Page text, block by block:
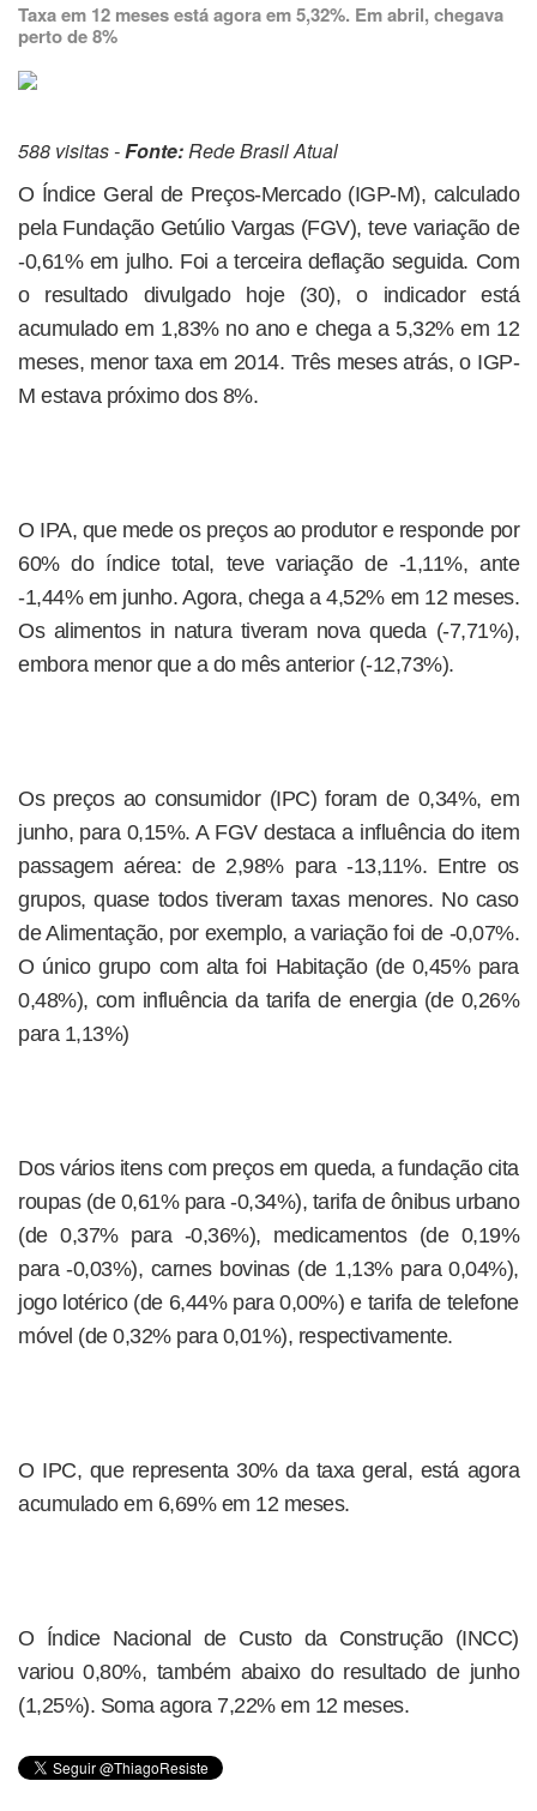
Taxa em 12 meses está agora em 5,32%. Em abril, chegava
perto de 8%
588 visitas -Fonte:Rede Brasil Atual
O Índice Geral de Preços-Mercado (IGP-M), calculado
pela Fundação Getúlio Vargas (FGV), teve variação de
-0,61% em julho. Foi a terceira deflação seguida. Com
o resultado divulgado hoje (30), o indicador está
acumulado em 1,83% no ano e chega a 5,32% em 12
meses, menor taxa em 2014. Três meses atrás, o IGP-
M estava próximo dos 8%.
O IPA, que mede os preços ao produtor e responde por
60% do índice total, teve variação de -1,11%, ante
-1,44% em junho. Agora, chega a 4,52% em 12 meses.
Os alimentos in natura tiveram nova queda (-7,71%),
embora menor que a do mês anterior (-12,73%).
Os preços ao consumidor (IPC) foram de 0,34%, em
junho, para 0,15%. A FGV destaca a influência do item
passagem aérea: de 2,98% para -13,11%. Entre os
grupos, quase todos tiveram taxas menores. No caso
de Alimentação, por exemplo, a variação foi de -0,07%.
O único grupo com alta foi Habitação (de 0,45% para
0,48%), com influência da tarifa de energia (de 0,26%
para 1,13%)
Dos vários itens com preços em queda, a fundação cita
roupas (de 0,61% para -0,34%), tarifa de ônibus urbano
(de 0,37% para -0,36%), medicamentos (de 0,19%
para -0,03%), carnes bovinas (de 1,13% para 0,04%),
jogo lotérico (de 6,44% para 0,00%) e tarifa de telefone
móvel (de 0,32% para 0,01%), respectivamente.
O IPC, que representa 30% da taxa geral, está agora
acumulado em 6,69% em 12 meses.
O Índice Nacional de Custo da Construção (INCC)
variou 0,80%, também abaixo do resultado de junho
(1,25%). Soma agora 7,22% em 12 meses.